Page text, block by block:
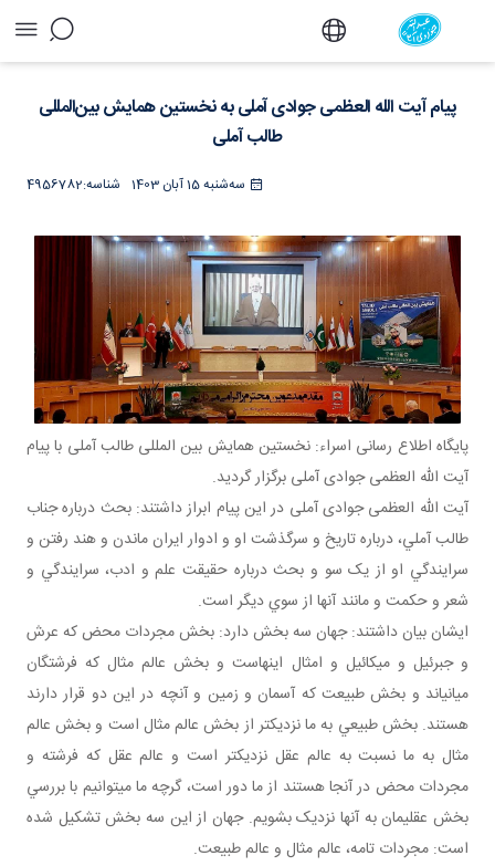
پیام آیت الله العظمی جوادی آملی به نخستین
همایش بین‌المللی طالب آملی - دفتر
پیام آیت الله العظمی جوادی آملی به نخستین همایش بین‌المللی
طالب آملی
سه‌شنبه 15 آبان 1403 4956782شناسه:
پایگاه اطلاع رسانی اسراء: نخستین همایش بین المللی طالب آملی با پیام
آیت الله العظمی جوادی آملی برگزار گردید.
آیت الله العظمی جوادی آملی در این پیام ابراز داشتند: بحث درباره جناب
طالب آملي، درباره تاريخ و سرگذشت او و ادوار ايران ماندن و هند رفتن و
سرايندگي او از يک سو و بحث درباره حقيقت علم و ادب، سرايندگي و
شعر و حکمت و مانند آنها از سوي ديگر است.
ایشان بیان داشتند: جهان سه بخش دارد: بخش مجردات محض که عرش
و جبرئيل و ميکائيل و امثال اينهاست و بخش عالم مثال که فرشتگان
مياني اند و بخش طبيعت که آسمان و زمين و آنچه در اين دو قرار دارند
هستند. بخش طبيعي به ما نزديک تر از بخش عالم مثال است و بخش عالم
مثال به ما نسبت به عالم عقل نزديک تر است و عالم عقل که فرشته و
مجردات محض در آنجا هستند از ما دور است، گرچه ما مي توانيم با بررسي
بخش عقلي مان به آنها نزديک بشويم. جهان از اين سه بخش تشکيل شده
است: مجردات تامه، عالم مثال و عالم طبيعت.